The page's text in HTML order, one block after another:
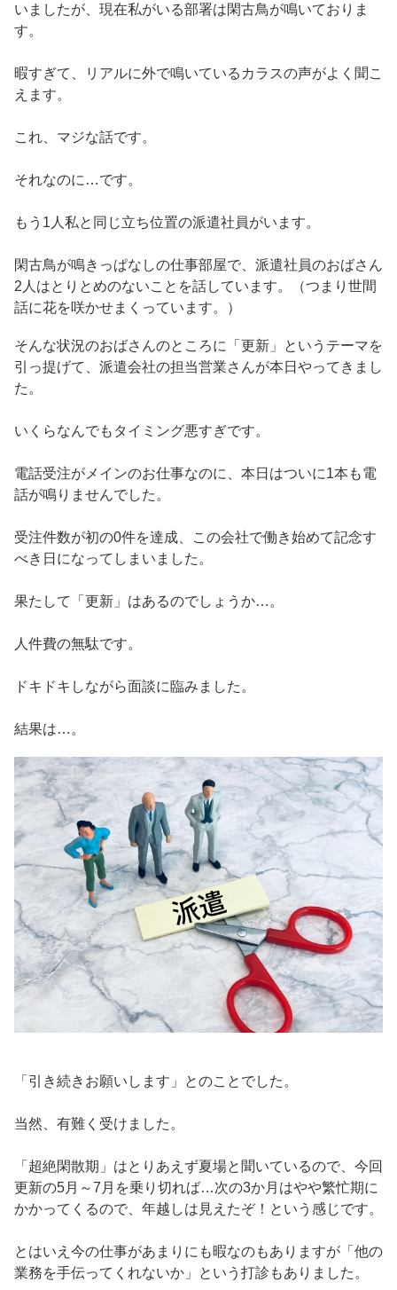
いましたが、現在私がいる部署は閑古鳥が鳴いておりま
す。
暇すぎて、リアルに外で鳴いているカラスの声がよく聞こ
えます。
これ、マジな話です。
それなのに…です。
もう1人私と同じ立ち位置の派遣社員がいます。
閑古鳥が鳴きっぱなしの仕事部屋で、派遣社員のおばさん
2人はとりとめのないことを話しています。（つまり世間
話に花を咲かせまくっています。）
そんな状況のおばさんのところに「更新」というテーマを
引っ提げて、派遣会社の担当営業さんが本日やってきまし
た。
いくらなんでもタイミング悪すぎです。
電話受注がメインのお仕事なのに、本日はついに1本も電
話が鳴りませんでした。
受注件数が初の0件を達成、この会社で働き始めて記念す
べき日になってしまいました。
果たして「更新」はあるのでしょうか…。
人件費の無駄です。
ドキドキしながら面談に臨みました。
結果は…。
「引き続きお願いします」とのことでした。
当然、有難く受けました。
「超絶閑散期」はとりあえず夏場と聞いているので、今回
更新の5月～7月を乗り切れば…次の3か月はやや繁忙期に
かかってくるので、年越しは見えたぞ！という感じです。
とはいえ今の仕事があまりにも暇なのもありますが「他の
業務を手伝ってくれないか」という打診もありました。